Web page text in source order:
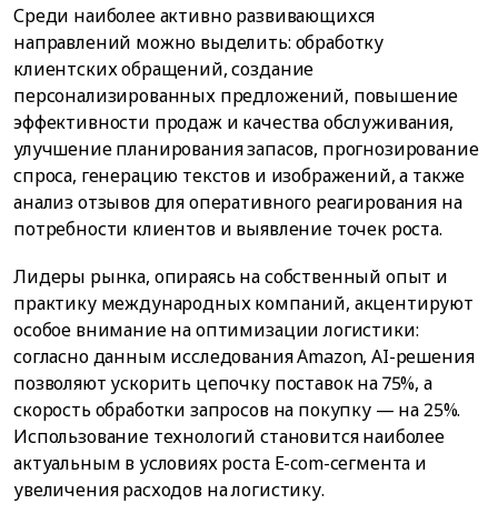
Среди наиболее активно развивающихся
направлений можно выделить: обработку
клиентских обращений, создание
персонализированных предложений, повышение
эффективности продаж и качества обслуживания,
улучшение планирования запасов, прогнозирование
спроса, генерацию текстов и изображений, а также
анализ отзывов для оперативного реагирования на
потребности клиентов и выявление точек роста.
Лидеры рынка, опираясь на собственный опыт и
практику международных компаний, акцентируют
особое внимание на оптимизации логистики:
согласно данным исследования Amazon, AI-решения
позволяют ускорить цепочку поставок на 75%, а
скорость обработки запросов на покупку — на 25%.
Использование технологий становится наиболее
актуальным в условиях роста E-com-сегмента и
увеличения расходов на логистику.